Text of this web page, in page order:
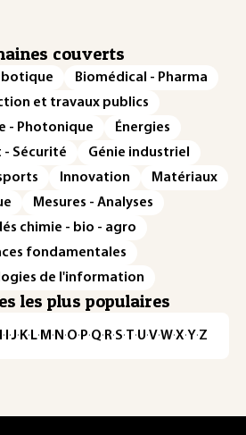
couverts
Biomédical - Pharma
et travaux publics
- Photonique
Énergies
- Sécurité
Génie industriel
Innovation
Matériaux
Mesures - Analyses
chimie - bio - agro
fondamentales
de l'information
les plus populaires
· ·J· K· L· M · N ·O· P·Q· R·S·T·U·V·W·X·Y·Z